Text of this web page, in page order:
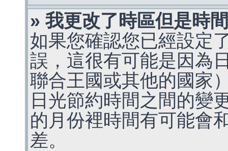
» 我更改了時區但是時
如果您確認您已經設定
誤，這很有可能是因為
聯合王國或其他的國家
日光節約時間之間的變
的月份裡時間有可能會
差。